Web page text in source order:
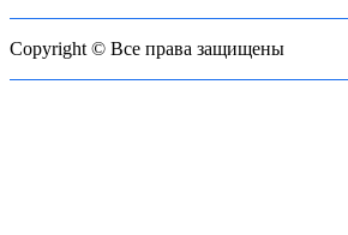
Copyright © Все права защищены